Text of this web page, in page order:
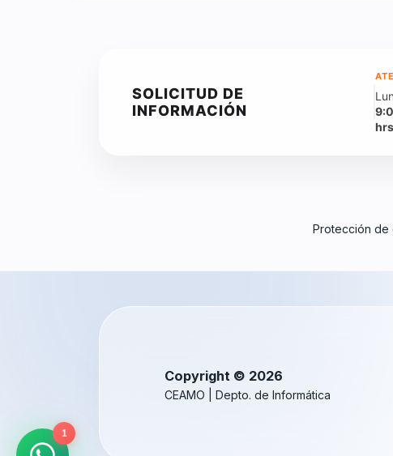
SOLICITUD DE
INFORMACIÓN
hrs
Protección de
1
Copyright © 2026
CEAMO | Depto. de Informática